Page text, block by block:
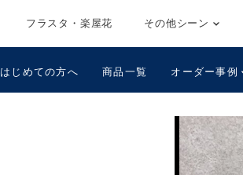
フラスタ・楽屋花 その他シーン
はじめての方へ 商品一覧 オーダー事例